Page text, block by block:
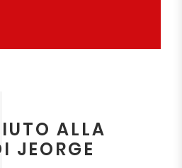
ALLA
JEORGE